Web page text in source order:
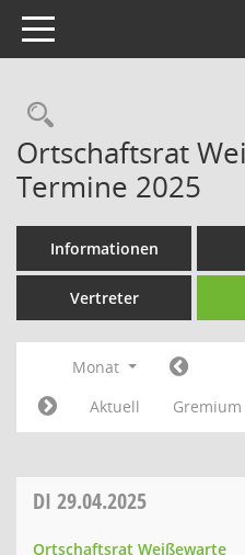
Toggle navigation
Ortschaftsrat
Termine 2025
Informationen
Vertreter
Monat
Aktuell
DI 29.04.2025
Ortschaftsrat Weißewarte